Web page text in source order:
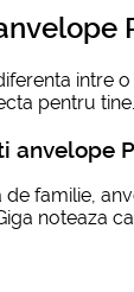
intre
pentru tine.
anvelope
de familie,
noteaza